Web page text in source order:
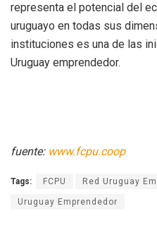
representa el potencial del
uruguayo en todas sus
instituciones es una de las
Uruguay emprendedor.
fuente: www.fcpu.coop
Tags: FCPU Red Uruguay
Uruguay Emprendedor